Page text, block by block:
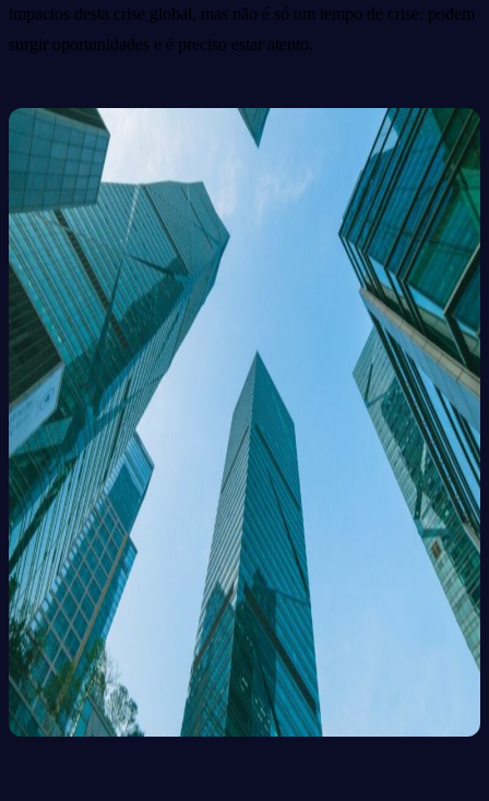
impactos desta crise global, mas não é só um tempo de crise: podem
surgir oportunidades e é preciso estar atento.